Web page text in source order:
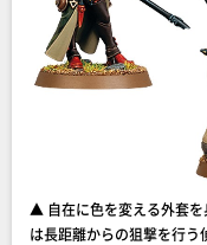
▲ 自在に色を変える外套
は長距離からの狙撃を行